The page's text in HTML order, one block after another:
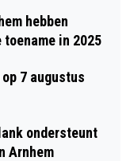
22
hebben
in 2025
7 augustus
ondersteunt
Arnhem